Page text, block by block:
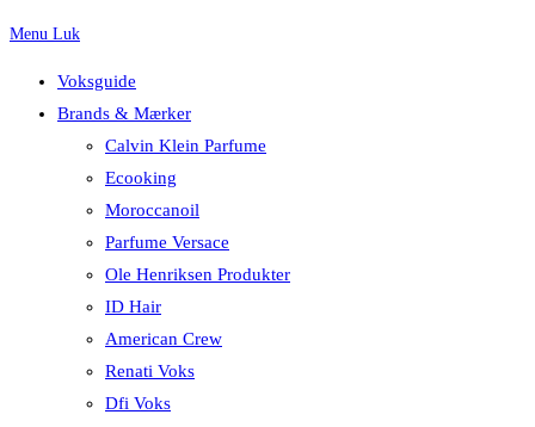
Menu Luk
Voksguide
Brands & Mærker
Calvin Klein Parfume
Ecooking
Moroccanoil
Parfume Versace
Ole Henriksen Produkter
ID Hair
American Crew
Renati Voks
Dfi Voks